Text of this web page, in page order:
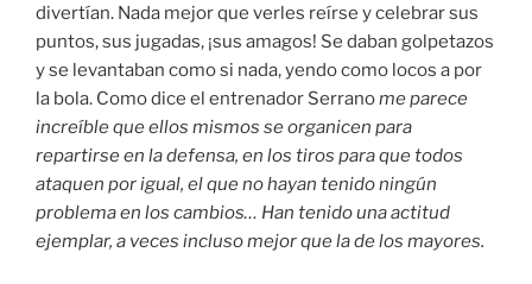
divertían. Nada mejor que verles reírse y celebrar sus
puntos, sus jugadas, ¡sus amagos! Se daban golpetazos
y se levantaban como si nada, yendo como locos a por
la bola. Como dice el entrenador Serranome parece
increíble que ellos mismos se organicen para
repartirse en la defensa, en los tiros para que todos
ataquen por igual, el que no hayan tenido ningún
problema en los cambios… Han tenido una actitud
ejemplar, a veces incluso mejor que la de los mayores.